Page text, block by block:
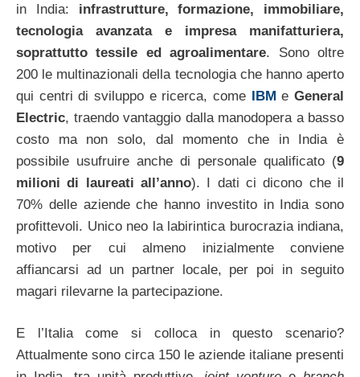
in India: infrastrutture, formazione, immobiliare,
tecnologia avanzata e impresa manifatturiera,
soprattutto tessile ed agroalimentare. Sono oltre
200 le multinazionali della tecnologia che hanno aperto
qui centri di sviluppo e ricerca, come IBM eGeneral
Electric, traendo vantaggio dalla manodopera a basso
costo ma non solo, dal momento che in India è
possibile usufruire anche di personale qualificato (9
milioni di laureati all’anno). I dati ci dicono che il
70% delle aziende che hanno investito in India sono
profittevoli. Unico neo la labirintica burocrazia indiana,
motivo per cui almeno inizialmente conviene
affiancarsi ad un partner locale, per poi in seguito
magari rilevarne la partecipazione.
E l’Italia come si colloca in questo scenario?
Attualmente sono circa 150 le aziende italiane presenti